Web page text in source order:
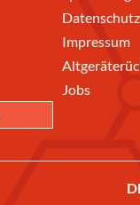
Datenschutz
Impressum
Jobs